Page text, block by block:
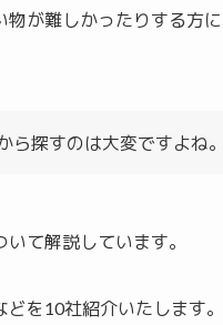
が難しかったりする方
探すのは大変ですよね。
て解説しています。
を10社紹介いたします